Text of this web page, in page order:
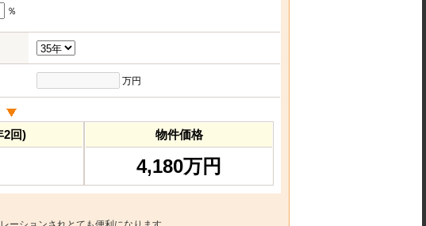
％
万円
2回) 物件価格
4,180万円